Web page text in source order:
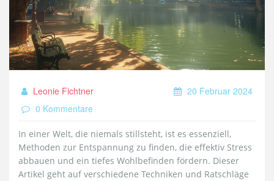
Leonie Fichtner
20 Februar 2024
0 Kommentare
In einer Welt, die niemals stillsteht, ist es essenziell,
Methoden zur Entspannung zu finden, die effektiv Stress
abbauen und ein tiefes Wohlbefinden fördern. Dieser
Artikel geht auf verschiedene Techniken und Ratschläge